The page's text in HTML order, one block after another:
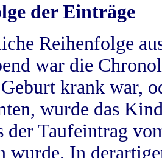
der Einträge
Reihenfolge
war die
krank war,
wurde das
der Taufeintrag
wurde. In